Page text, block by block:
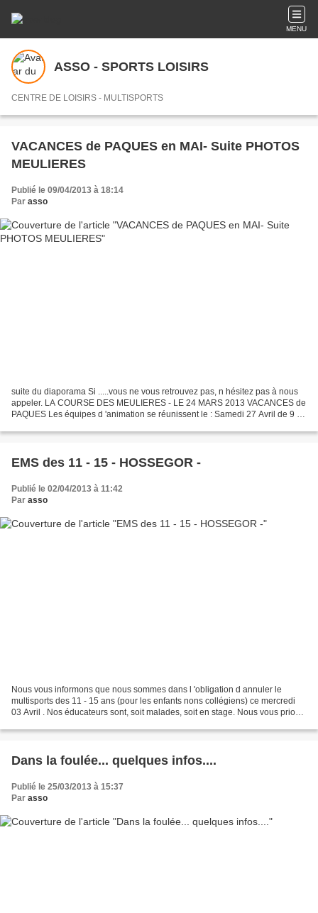
MENU
ASSO - SPORTS LOISIRS
CENTRE DE LOISIRS - MULTISPORTS
VACANCES de PAQUES en MAI- Suite PHOTOS
MEULIERES
Publié le 09/04/2013 à 18:14
Par asso
suite du diaporama Si .....vous ne vous retrouvez pas, n hésitez pas à nous
appeler. LA COURSE DES MEULIERES - LE 24 MARS 2013 VACANCES de
PAQUES Les équipes d 'animation se réunissent le : Samedi 27 Avril de 9 h
EMS des 11 - 15 - HOSSEGOR -
Publié le 02/04/2013 à 11:42
Par asso
Nous vous informons que nous sommes dans l 'obligation d annuler le
multisports des 11 - 15 ans (pour les enfants nons collégiens) ce mercredi
03 Avril . Nos éducateurs sont, soit malades, soit en stage. Nous vous prions
Dans la foulée... quelques infos....
Publié le 25/03/2013 à 15:37
Par asso